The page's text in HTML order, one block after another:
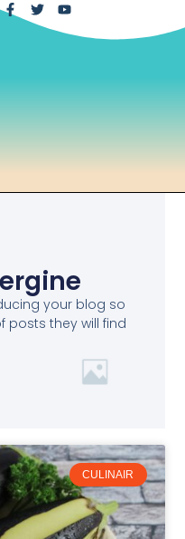
your blog so
posts they will find
CULINAIR